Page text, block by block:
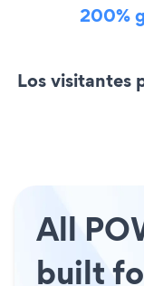
200%
Los visitantes
All
built